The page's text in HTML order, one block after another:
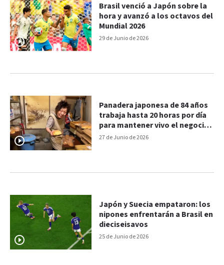
29 de Junio de 2026
Brasil venció a Japón sobre la
hora y avanzó a los octavos del
Mundial 2026
27 de Junio de 2026
Panadera japonesa de 84 años
trabaja hasta 20 horas por día
para mantener vivo el negocio
familiar
25 de Junio de 2026
Japón y Suecia empataron: los
nipones enfrentarán a Brasil en
dieciseisavos